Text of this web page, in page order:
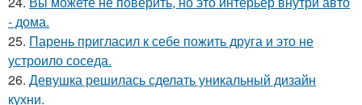
- дома.
25. Парень пригласил к себе пожить друга и это не
устроило соседа.
26. Девушка решилась сделать уникальный дизайн
кухни.